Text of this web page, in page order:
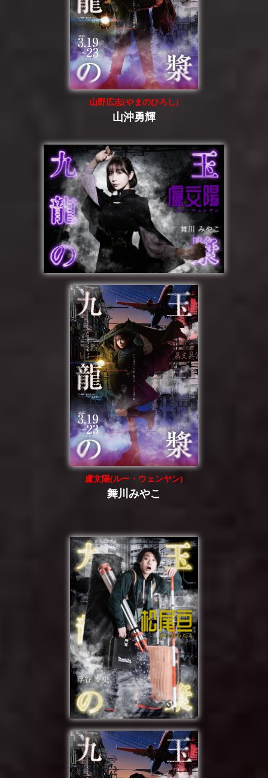
山野広志(やまのひろし)
山沖勇輝
盧文陽(ルー・ウェンヤン)
舞川みやこ